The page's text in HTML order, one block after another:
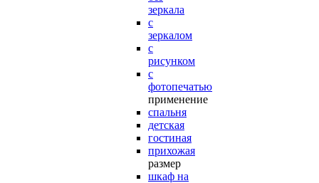
зеркала
с
зеркалом
с
рисунком
с
фотопечатью
применение
спальня
детская
гостиная
прихожая
размер
шкаф на